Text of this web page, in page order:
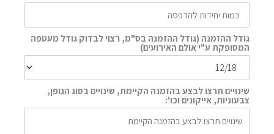
גודל ההזמנה (גודל ההזמנה בס"מ, רצוי לבדוק גודל מעטפה
המסופקת ע"י אולם האירועים)
שינויים תרצו לבצע בהזמנה הקיימת, שינויים בסוג הגופן,
צבעוניות, אייקונים וכו':